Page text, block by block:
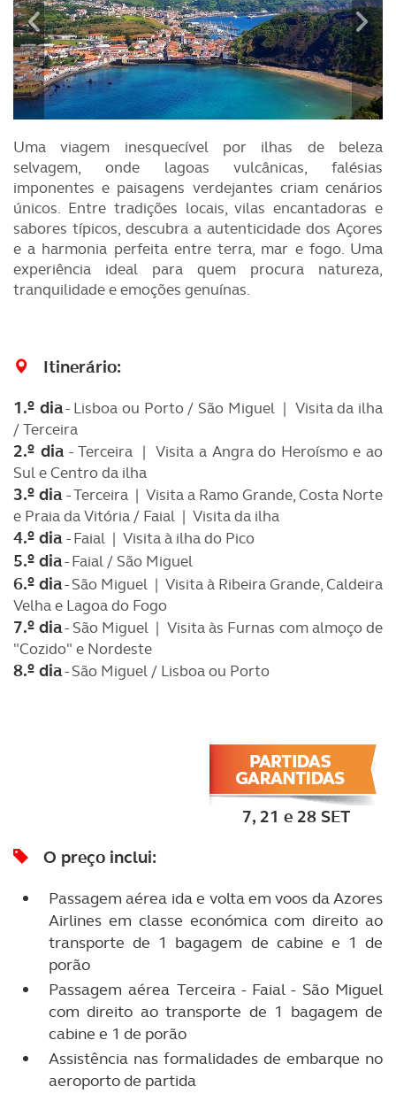
Uma viagem inesquecível por ilhas de beleza
selvagem, onde lagoas vulcânicas, falésias
imponentes e paisagens verdejantes criam cenários
únicos. Entre tradições locais, vilas encantadoras e
sabores típicos, descubra a autenticidade dos Açores
e a harmonia perfeita entre terra, mar e fogo. Uma
experiência ideal para quem procura natureza,
tranquilidade e emoções genuínas.
Itinerário:
1.º dia- Lisboa ou Porto / São Miguel | Visita da ilha
/ Terceira
2.º dia- Terceira | Visita a Angra do Heroísmo e ao
Sul e Centro da ilha
3.º dia- Terceira | Visita a Ramo Grande, Costa Norte
e Praia da Vitória / Faial | Visita da ilha
4.º dia- Faial | Visita à ilha do Pico
5.º dia- Faial / São Miguel
6.º dia- São Miguel | Visita à Ribeira Grande, Caldeira
Velha e Lagoa do Fogo
7.º dia- São Miguel | Visita às Furnas com almoço de
"Cozido" e Nordeste
8.º dia- São Miguel / Lisboa ou Porto
7, 21 e 28 SET
O preço inclui:
Passagem aérea ida e volta em voos da Azores
Airlines em classe económica com direito ao
transporte de 1 bagagem de cabine e 1 de
porão
Passagem aérea Terceira - Faial - São Miguel
com direito ao transporte de 1 bagagem de
cabine e 1 de porão
Assistência nas formalidades de embarque no
aeroporto de partida